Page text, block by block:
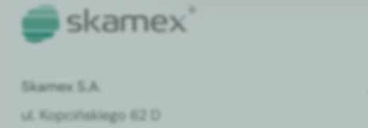
Skamex S.A.
ul. Kop­cińskiego 62 D